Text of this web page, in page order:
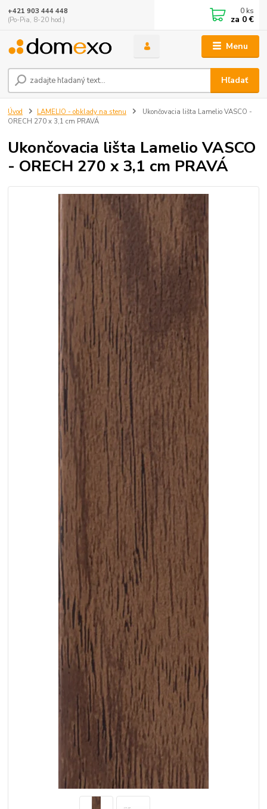
Menu
Hľadať
+421 903 444 448
(Po-Pia, 8-20 hod.)
0 ks
za 0 €
Úvod LAMELIO - obklady na stenu
Ukončovacia lišta Lamelio VASCO -
ORECH 270 x 3,1 cm PRAVÁ
Ukončovacia lišta Lamelio VASCO
- ORECH 270 x 3,1 cm PRAVÁ